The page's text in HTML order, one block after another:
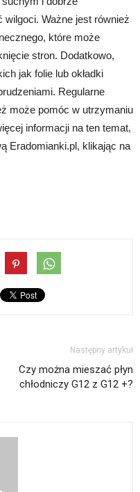
Ważne jest również
które może
stron. Dodatkowo,
jak folie lub okładki
Regularne
może pomóc w utrzymaniu
informacji na ten temat,
Eradomianki.pl, klikając na
Następny artykuł
Czy można mieszać płyn
chłodniczy G12 z G12 +?